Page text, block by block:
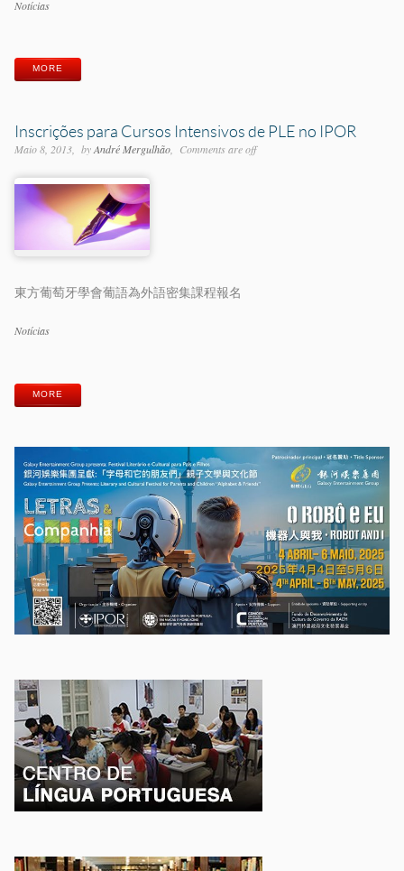
Categorias
Notícias
MORE
Inscrições para Cursos Intensivos de PLE no IPOR
Maio 8, 2013 byAndré Mergulhão Comments are off
東方葡萄牙學會葡語為外語密集課程報名
Categorias
Notícias
MORE